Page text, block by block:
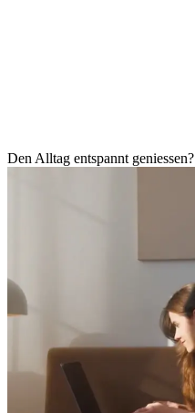
Den Alltag entspannt geniessen?